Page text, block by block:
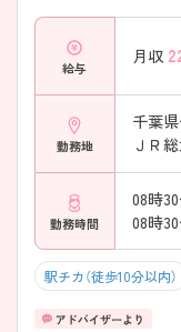
給与
月収
勤務地
千葉
ＪＲ
勤務時間
08時30
08時30
駅チカ（徒歩10分以内）